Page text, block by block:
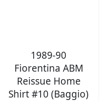
1989-90
Fiorentina ABM
Reissue Home
Shirt #10 (Baggio)